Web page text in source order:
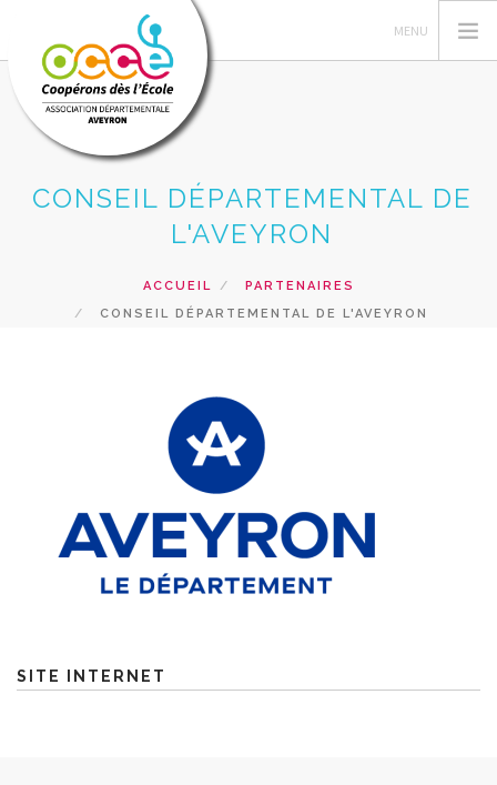
L'OCCE
CONSEIL DÉPARTEMENTAL DE
L'AVEYRON
ACCUEIL
PARTENAIRES
CONSEIL DÉPARTEMENTAL DE L'AVEYRON
SITE INTERNET